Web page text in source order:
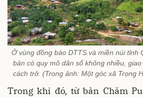
Ở vùng đồng bào DTTS và miền núi tỉnh
bản có quy mô dân số không nhiều, giao
cách trở. (Trong ảnh: Một góc xã Trọng
Trong khi đó, từ bản Chăm